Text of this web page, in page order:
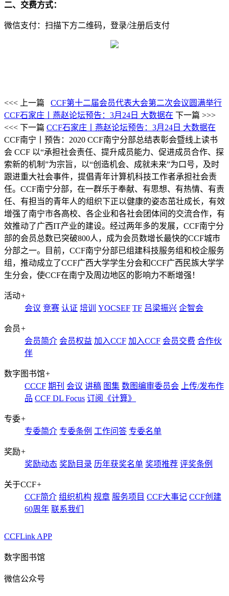
二、交费方式：
微信支付：扫描下方二维码，登录/注册后支付
<<< 上一篇
CCF第十二届会员代表大会第二次会议圆满举行
CCF石家庄丨燕赵论坛预告：3月24日 大数据在 下一篇 >>>
<<< 下一篇 CCF石家庄丨燕赵论坛预告：3月24日 大数据在
CCF南宁丨预告：2020 CCF南宁分部总结表彰会暨线上读书
会 CCF 以“承担社会责任、提升成员能力、促进成员合作、探
索新的机制”为宗旨，以“创造机会、成就未来”为口号，及时
跟进重大社会事件，提倡青年计算机科技工作者承担社会责
任。​ CCF南宁分部，在一群乐于奉献、有思想、有热情、有责
任、有担当的青年人的组织下正以健康的姿态茁壮成长，有效
增强了南宁市各高校、各企业和各社会团体间的交流合作，有
效推动了广西IT产业的建设。经过两年多的发展，CCF南宁分
部的会员总数已突破800人，成为会员数增长最快的CCF城市
分部之一。目前，CCF南宁分部已组建科技服务组和校企服务
组，推动成立了CCF广西大学学生分会和CCF广西民族大学学
生分会，使CCF在南宁及周边地区的影响力不断增强！
活动+
会议 竞赛 认证 培训 YOCSEF TF 吕梁振兴 企智会
会员+
会员简介 会员权益 加入CCF 加入CCF 会员交费 合作伙
伴
数字图书馆+
CCCF 期刊 会议 讲稿 图集 数图编审委员会
上传/发布作
品 CCF DL Focus 订阅《计算》
专委+
专委简介 专委条例 工作问答 专委名单
奖励+
奖励动态 奖励目录 历年获奖名单 奖项推荐 评奖条例
关于CCF+
CCF简介 组织机构 规章 服务项目 CCF大事记 CCF创建
60周年 联系我们
CCFLink APP
数字图书馆
微信公众号